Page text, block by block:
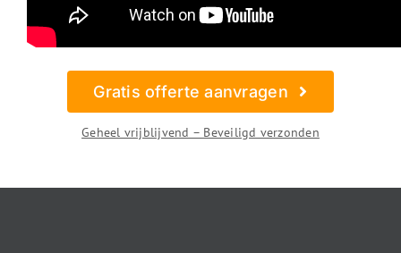
Gratis offerte aanvragen
Geheel vrijblijvend – Beveiligd verzonden